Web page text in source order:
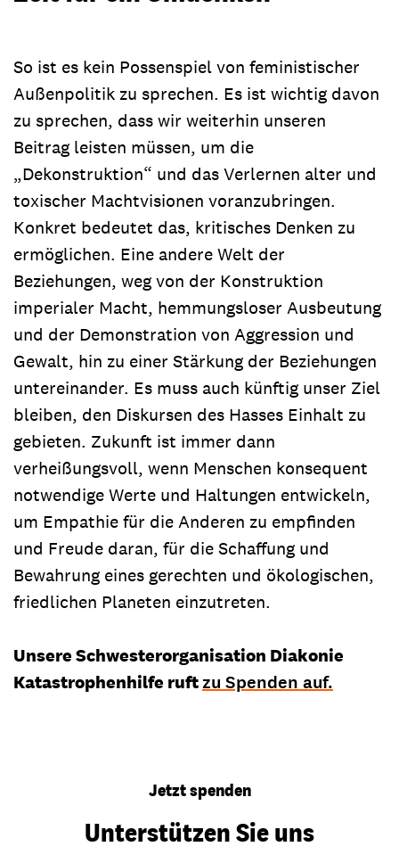
So ist es kein Possenspiel von feministischer
Außenpolitik zu sprechen. Es ist wichtig davon
zu sprechen, dass wir weiterhin unseren
Beitrag leisten müssen, um die
„Dekonstruktion“ und das Verlernen alter und
toxischer Machtvisionen voranzubringen.
Konkret bedeutet das, kritisches Denken zu
ermöglichen. Eine andere Welt der
Beziehungen, weg von der Konstruktion
imperialer Macht, hemmungsloser Ausbeutung
und der Demonstration von Aggression und
Gewalt, hin zu einer Stärkung der Beziehungen
untereinander. Es muss auch künftig unser Ziel
bleiben, den Diskursen des Hasses Einhalt zu
gebieten. Zukunft ist immer dann
verheißungsvoll, wenn Menschen konsequent
notwendige Werte und Haltungen entwickeln,
um Empathie für die Anderen zu empfinden
und Freude daran, für die Schaffung und
Bewahrung eines gerechten und ökologischen,
friedlichen Planeten einzutreten.
Unsere Schwesterorganisation Diakonie
Katastrophenhilfe ruftzu Spenden auf.
Jetzt spenden
Unterstützen Sie uns